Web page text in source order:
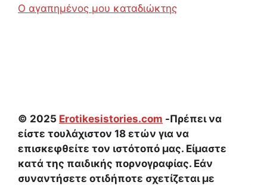
Ο αγαπημένος μου καταδιώκτης
© 2025 Erotikesistories.com -Πρέπει να
είστε τουλάχιστον 18 ετών για να
επισκεφθείτε τον ιστότοπό μας. Είμαστε
κατά της παιδικής πορνογραφίας. Εάν
συναντήσετε οτιδήποτε σχετίζεται με